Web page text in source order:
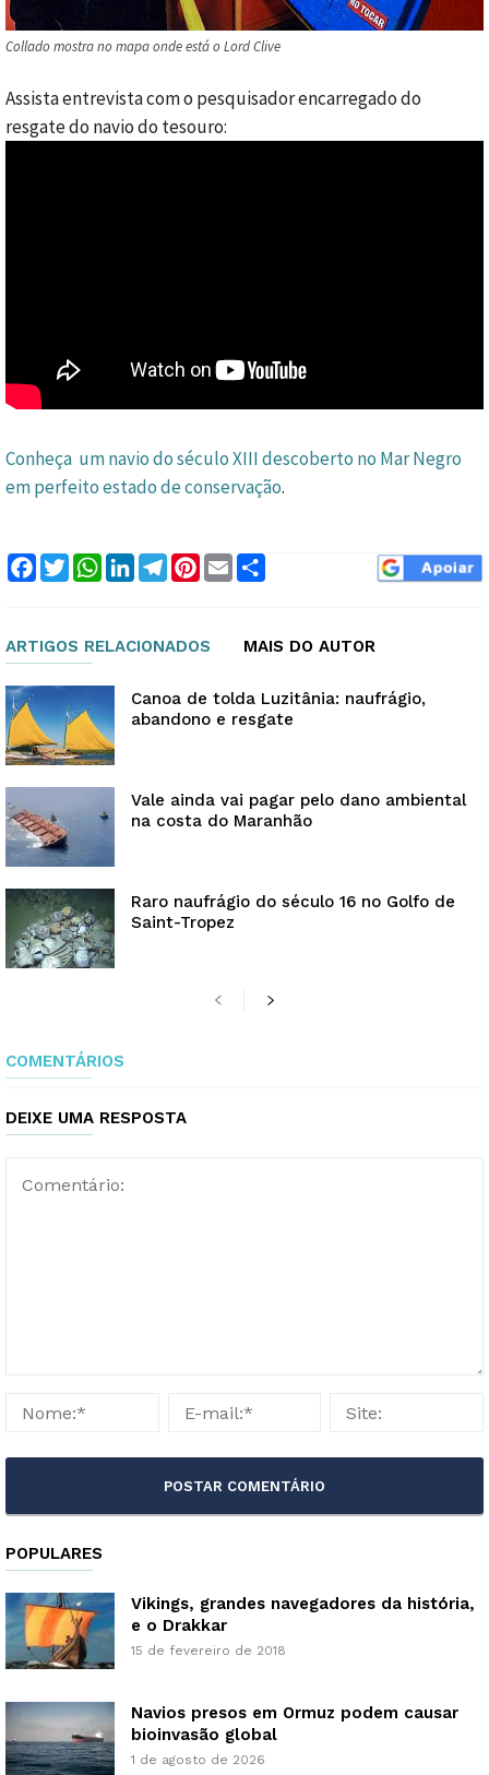
Collado mostra no mapa onde está o Lord Clive
Assista entrevista com o pesquisador encarregado do
resgate do navio do tesouro:
Conheça um navio do século XIII descoberto no Mar Negro
em perfeito estado de conservação.
Facebook
TwitterWhatsApp
LinkedInTelegram
Pinterest
Email
ARTIGOS RELACIONADOS MAIS DO AUTOR
Canoa de tolda Luzitânia: naufrágio,
abandono e resgate
Vale ainda vai pagar pelo dano ambiental
na costa do Maranhão
Raro naufrágio do século 16 no Golfo de
Saint-Tropez
COMENTÁRIOS
DEIXE UMA RESPOSTA
POPULARES
Vikings, grandes navegadores da história,
e o Drakkar
15 de fevereiro de 2018
Navios presos em Ormuz podem causar
bioinvasão global
1 de agosto de 2026